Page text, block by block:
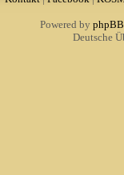
Powered by phpBB
Deutsche